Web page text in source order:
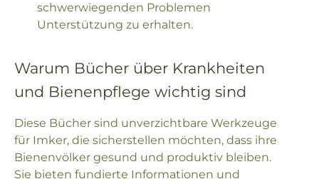
schwerwiegenden Problemen
Unterstützung zu erhalten.
Warum Bücher über Krankheiten
und Bienenpflege wichtig sind
Diese Bücher sind unverzichtbare Werkzeuge
für Imker, die sicherstellen möchten, dass ihre
Bienenvölker gesund und produktiv bleiben.
Sie bieten fundierte Informationen und